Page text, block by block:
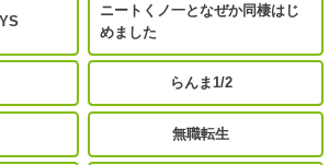
ニートくノ一となぜか同棲はじ
めました
らんま1/2
無職転生